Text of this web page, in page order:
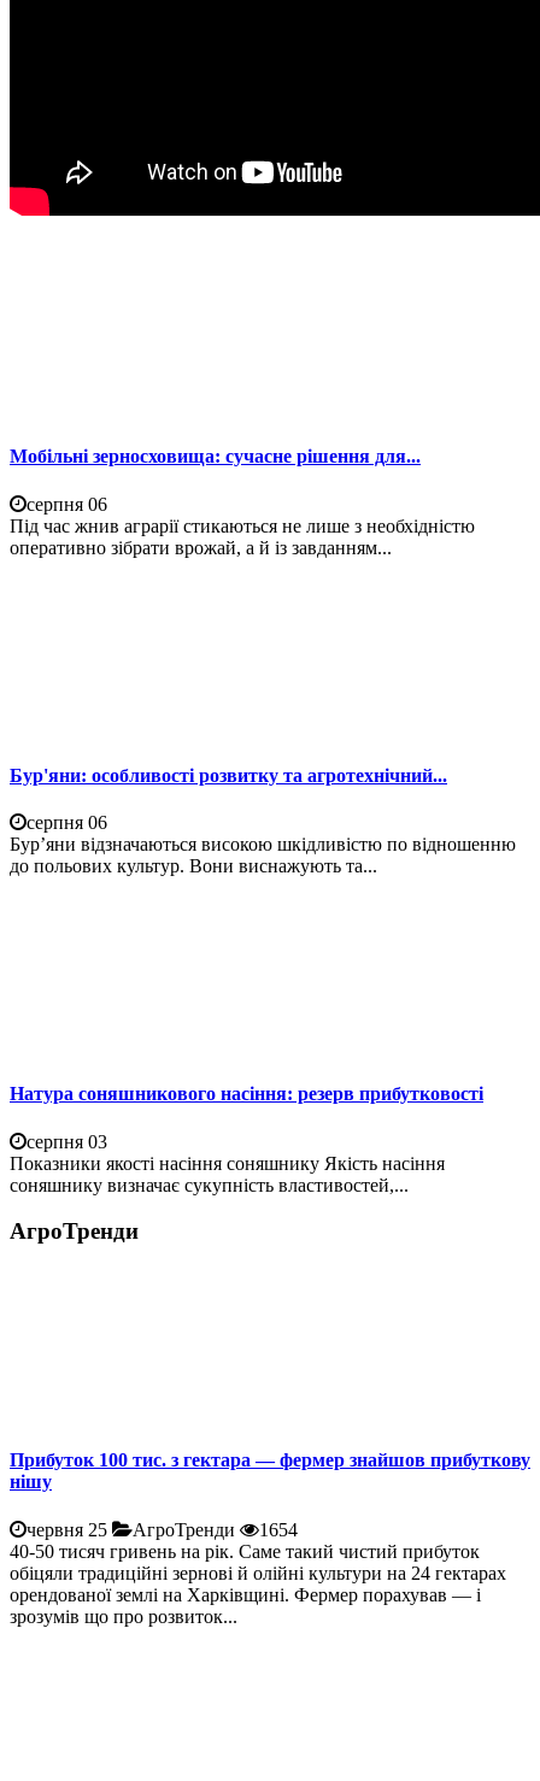
Мобільні зерносховища: сучасне рішення для...
серпня 06
Під час жнив аграрії стикаються не лише з необхідністю
оперативно зібрати врожай, а й із завданням...
Бур'яни: особливості розвитку та агротехнічний...
серпня 06
Бур’яни відзначаються високою шкідливістю по відношенню
до польових культур. Вони виснажують та...
Натура соняшникового насіння: резерв прибутковості
серпня 03
Показники якості насіння соняшнику Якість насіння
соняшнику визначає сукупність властивостей,...
АгроТренди
Прибуток 100 тис. з гектара — фермер знайшов прибуткову
нішу
червня 25 АгроТренди
1654
40-50 тисяч гривень на рік. Саме такий чистий прибуток
обіцяли традиційні зернові й олійні культури на 24 гектарах
орендованої землі на Харківщині. Фермер порахував — і
зрозумів що про розвиток...